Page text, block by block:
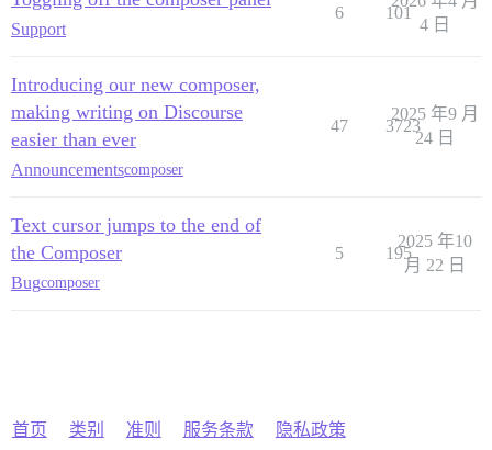
Support
6 101
4 日
Introducing our new composer,
making writing on Discourse
easier than ever
Announcementscomposer
47 3723
2025 年9 月
24 日
Text cursor jumps to the end of
the Composer
Bugcomposer
5 195
2025 年10
月 22 日
首页 类别 准则 服务条款 隐私政策